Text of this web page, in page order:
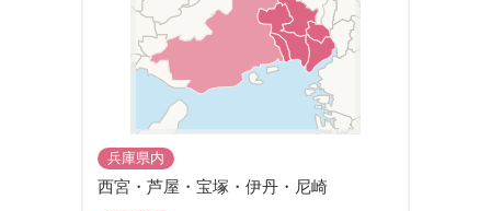
兵庫県内
西宮・芦屋・宝塚・伊丹・尼崎